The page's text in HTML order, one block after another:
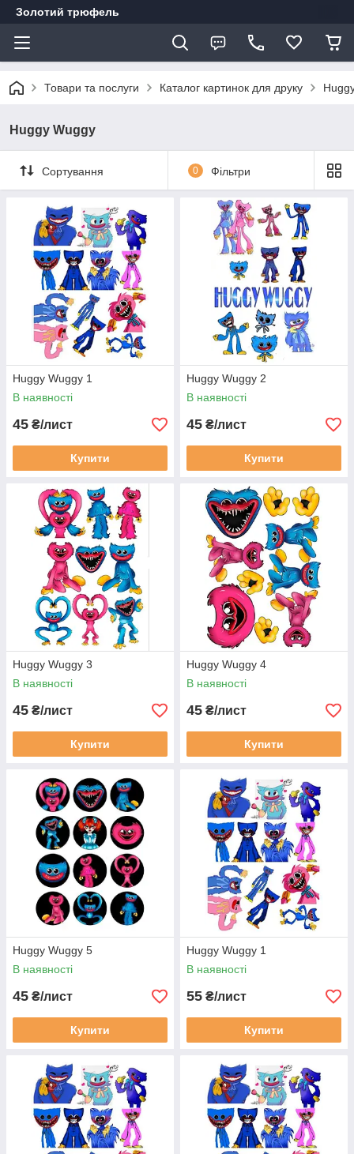
Золотий трюфель
Товари та послуги Каталог картинок для друку
Huggy Wuggy
Сортування 0 Фільтри
Huggy Wuggy 1
В наявності
45 ₴/лист
Купити
Huggy Wuggy 2
В наявності
45 ₴/лист
Купити
Huggy Wuggy 3
В наявності
45 ₴/лист
Купити
Huggy Wuggy 4
В наявності
45 ₴/лист
Купити
Huggy Wuggy 5
В наявності
45 ₴/лист
Купити
Huggy Wuggy 1
В наявності
55 ₴/лист
Купити